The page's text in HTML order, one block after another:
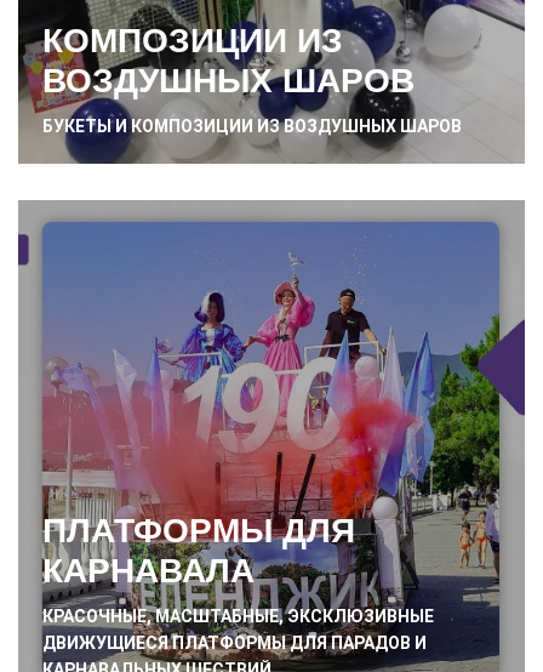
КОМПОЗИЦИИ ИЗ
ВОЗДУШНЫХ ШАРОВ
БУКЕТЫ И КОМПОЗИЦИИ ИЗ ВОЗДУШНЫХ ШАРОВ
ПЛАТФОРМЫ ДЛЯ
КАРНАВАЛА
КРАСОЧНЫЕ, МАСШТАБНЫЕ, ЭКСКЛЮЗИВНЫЕ
ДВИЖУЩИЕСЯ ПЛАТФОРМЫ ДЛЯ ПАРАДОВ И